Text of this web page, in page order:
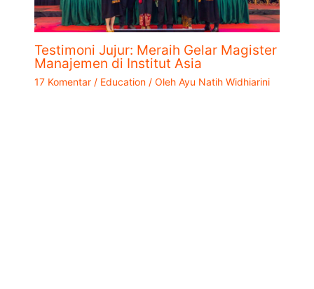
Testimoni Jujur: Meraih Gelar Magister
Manajemen di Institut Asia
17 Komentar / Education/ Oleh Ayu Natih Widhiarini